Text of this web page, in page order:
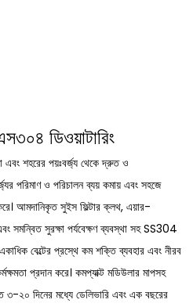
ডিওয়াটারিং
এবং শহরের পয়ঃবর্জ্য থেকে দ্রুত ও
পরিমাণ ও পরিচালন ব্যয় কমায় এবং সহজে
আমদানিকৃত সুইস ফিল্টার ক্লথ, এয়ার-
সমন্বিত সুরক্ষা পর্যবেক্ষণ ব্যবস্থা সহ SS304
বেল্টের প্রস্থে কম শক্তি ব্যবহার এবং নীরব
প্রদান করে। কমপ্যাক্ট মডিউলার মাপসহ
৩-২০ দিনের মধ্যে ডেলিভারি এবং এক বছরের